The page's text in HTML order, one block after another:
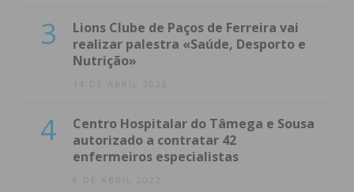
3
Lions Clube de Paços de Ferreira vai
realizar palestra «Saúde, Desporto e
Nutrição»
14 DE ABRIL 2022
4
Centro Hospitalar do Tâmega e Sousa
autorizado a contratar 42
enfermeiros especialistas
8 DE ABRIL 2022